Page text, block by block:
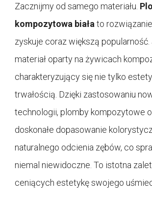
Zacznijmy od samego materiału.
kompozytowa biała to
zyskuje coraz większą
materiał oparty na żywicach
charakteryzujący się nie tylko
trwałością. Dzięki zastosowaniu
technologii, plomby kompozytowe
doskonałe dopasowanie
naturalnego odcienia zębów, co
niemal niewidoczne. To istotna
ceniących estetykę swojego